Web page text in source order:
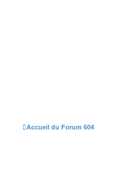
Accueil du Forum 604